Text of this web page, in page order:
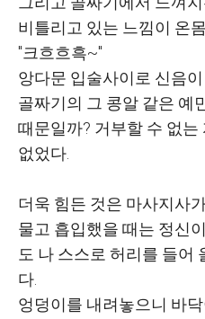
비틀리고 있는 느낌이 온몸
"크흐흐흑~"
앙다문 입술사이로 신음
골짜기의 그 콩알 같은 예
때문일까? 거부할 수 없
없었다.
더욱 힘든 것은 마사지사
물고 흡입했을 때는 정신
도 나 스스로 허리를 들어
다.
엉덩이를 내려놓으니 바